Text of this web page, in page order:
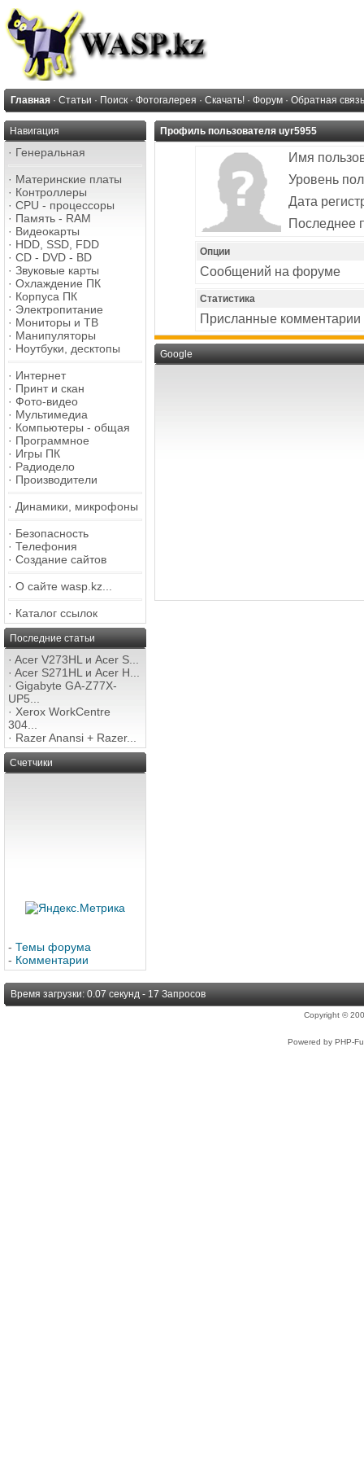
Главная · Статьи · Поиск · Фотогалерея · Скачать! · Форум · Обратная связь
Навигация
· Генеральная
· Материнские платы
· Контроллеры
· CPU - процессоры
· Память - RAM
· Видеокарты
· HDD, SSD, FDD
· CD - DVD - BD
· Звуковые карты
· Охлаждение ПК
· Корпуса ПК
· Электропитание
· Мониторы и ТВ
· Манипуляторы
· Ноутбуки, десктопы
· Интернет
· Принт и скан
· Фото-видео
· Мультимедиа
· Компьютеры - общая
· Программное
· Игры ПК
· Радиодело
· Производители
· Динамики, микрофоны
· Безопасность
· Телефония
· Создание сайтов
· О сайте wasp.kz...
· Каталог ссылок
Последние статьи
· Acer V273HL и Acer S...
· Acer S271HL и Acer H...
· Gigabyte GA-Z77X-
UP5...
· Xerox WorkCentre
304...
· Razer Anansi + Razer...
Счетчики
- Темы форума
- Комментарии
Профиль пользователя uyr5955
Имя
Уровень
Дата
Последнее
Опции
Сообщений на форуме
Статистика
Присланные комментарии
Google
Время загрузки: 0.07 секунд - 17 Запросов
Copyright ©
Powered by PHP-